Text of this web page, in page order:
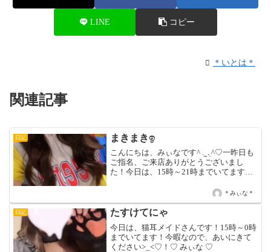
LINE コピー
＊いとは＊
関連記事
日記 まきまきඉ‎
こんにちは、みぃなです^ ܸ. ̫ .ܸ ^♡一昨日も
ご指名、ご来店ありがとうございまし
た！今日は、15時～21時までいてます！
るとめーっちゃよろこびますඉ‎_ඉ♡♡ み
ぃな ♡✧今週の出 勤 日 ✧11...
＊みぃな＊
日記 たすけてにゃ
今日は、猫耳メイドさんです！15時～0時
までいてます！今暇なので、あいにきて
ください>_<♡！♡ みぃな ♡